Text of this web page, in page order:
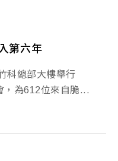
第六年
科總部大樓舉行
，為612位來自脆...